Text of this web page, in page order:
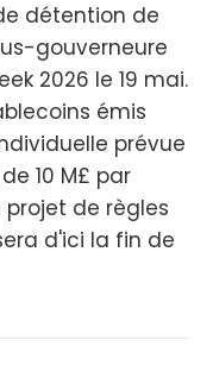
détention de
gouverneure
2026 le 19 mai.
émis
prévue
10 M£ par
projet de règles
d'ici la fin de